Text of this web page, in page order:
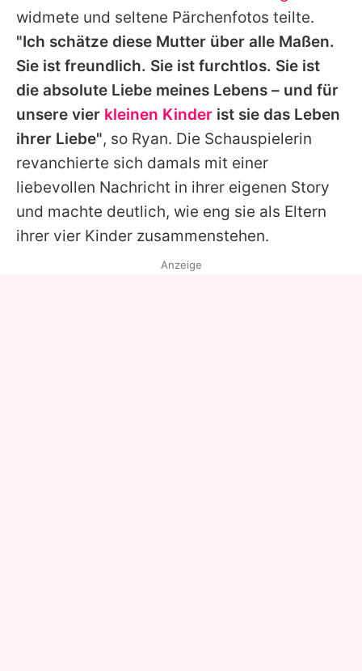
widmete und seltene Pärchenfotos teilte.
"Ich schätze diese Mutter über alle Maßen.
Sie ist freundlich. Sie ist furchtlos. Sie ist
die absolute Liebe meines Lebens – und für
unsere vier kleinen Kinder ist sie das Leben
ihrer Liebe", so Ryan. Die Schauspielerin
revanchierte sich damals mit einer
liebevollen Nachricht in ihrer eigenen Story
und machte deutlich, wie eng sie als Eltern
ihrer vier Kinder zusammenstehen.
Anzeige